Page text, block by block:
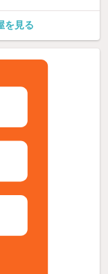
を見る